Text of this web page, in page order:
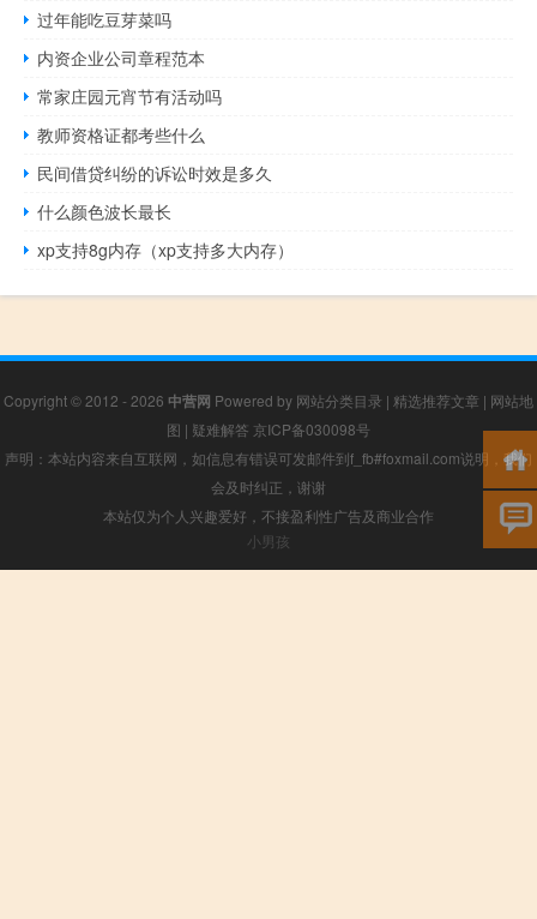
过年能吃豆芽菜吗
内资企业公司章程范本
常家庄园元宵节有活动吗
教师资格证都考些什么
民间借贷纠纷的诉讼时效是多久
什么颜色波长最长
xp支持8g内存（xp支持多大内存）
Copyright © 2012 - 2026 中营网 Powered by 网站分类目录 | 精选推荐文章 | 网站地
图 | 疑难解答 京ICP备030098号
声明：本站内容来自互联网，如信息有错误可发邮件到f_fb#foxmail.com说明，我们
会及时纠正，谢谢
本站仅为个人兴趣爱好，不接盈利性广告及商业合作
小男孩